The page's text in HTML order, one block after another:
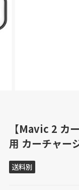
【Mavic 2 カ
用 カーチャー
送料別